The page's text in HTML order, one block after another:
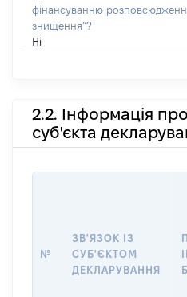
фінансуванню
знищення”?
Ні
2.2. Інформація про
суб'єкта
№
ЗВ'ЯЗОК ІЗ
СУБ'ЄКТОМ
ДЕКЛАРУВАННЯ